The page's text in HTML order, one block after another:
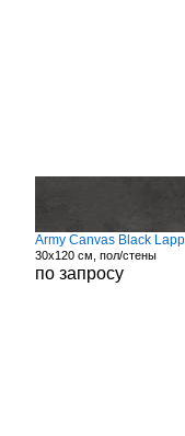
Army Canvas Black
30x120 см, пол/стены
по запросу